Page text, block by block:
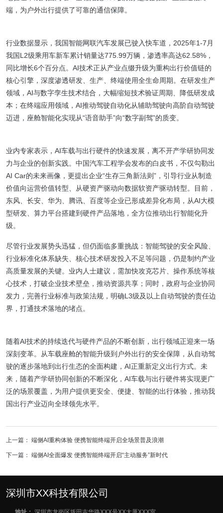
端，为户外出行提供了可靠的通信保障。
行业数据显示，我国智能网联汽车发展已驶入快车道，2025年1-7月
我国L2级乘用车新车累计销量达775.99万辆，渗透率高达62.58%，
同比增长6个百分点。AI技术正从产业点缀升级为重构出行价值链的
核心引擎，深度渗透研发、生产、终端使用全生命周期。在研发生产
领域，AI与数字孪生技术结合，大幅缩短技术验证周期、降低研发成
本；在终端应用领域，AI推动驾驶自动化从辅助驾驶向高阶自动驾驶
迈进，座舱智能化实现从“语音助手”向“数字副驾”的质变。
业内专家表示，AI车载与出行硬件的快速发展，离不开产学研协同发
力与企业的创新实践。中国汽车工程学会发布的白皮书，不仅勾勒出
AI Car的未来画像，更提出企业“生存三角新法则”，引导行业从制造
价值向运营价值转型、从硬资产驱动向数据软资产驱动转型。目前，
东风、长安、华为、腾讯、百度等企业已形成差异化布局，从AI大模
型研发、算力平台搭建到硬件产品落地，全方位推动出行智能化升
级。
尽管行业发展势头迅猛，但仍面临多重挑战：智能驾驶的安全风险、
行业标准化体系缺失、核心技术研发投入不足等问题，仍是制约产业
高质量发展的关键。业内人士建议，需加快攻克芯片、操作系统等核
心技术，打破企业技术壁垒，推动资源共享；同时，政府与企业协同
发力，完善行业标准与政策法规，明确L3级及以上自动驾驶的责任边
界，打通技术落地的堵点。
随着AI技术的持续迭代与硬件产品的不断创新，出行领域正迎来一场
深刻变革。从车载座舱的智能升级到户外出行的安全保障，从自动驾
驶的逐步落地到出行生态的全面构建，AI正重新定义出行方式。未
来，随着产学研协同创新的不断深化，AI车载与出行硬件将实现更广
泛的场景覆盖，为用户提供更安全、便捷、智能的出行体验，推动我
国出行产业迈向全球领先水平。
上一篇： 端侧AI重构体验 便携智能终端开启全场景普及浪潮
下一篇： 端侧AI全面爆发 便携智能终端开启“主动服务”新时代
深圳市XX科技有限公司